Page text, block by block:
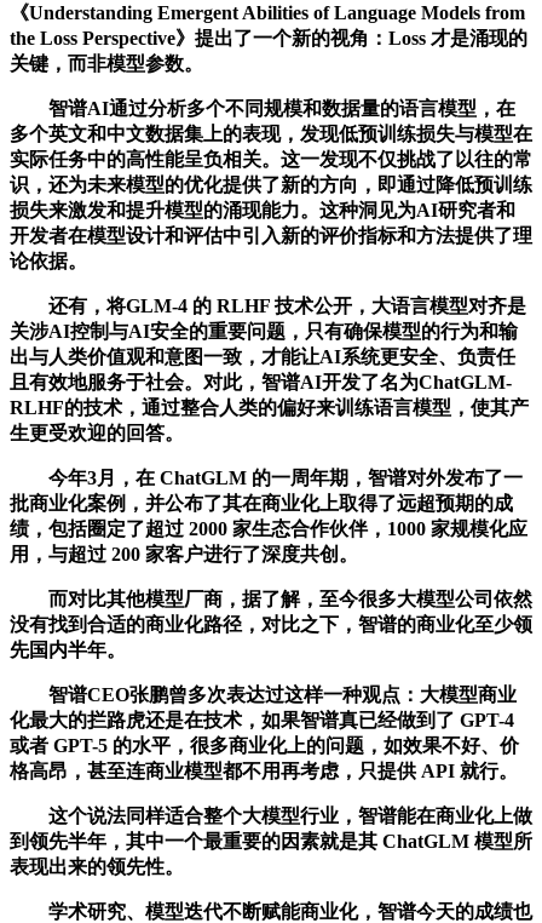
《Understanding Emergent Abilities of Language Models from
the Loss Perspective》提出了一个新的视角：Loss 才是涌现的
关键，而非模型参数。
智谱AI通过分析多个不同规模和数据量的语言模型，在
多个英文和中文数据集上的表现，发现低预训练损失与模型在
实际任务中的高性能呈负相关。这一发现不仅挑战了以往的常
识，还为未来模型的优化提供了新的方向，即通过降低预训练
损失来激发和提升模型的涌现能力。这种洞见为AI研究者和
开发者在模型设计和评估中引入新的评价指标和方法提供了理
论依据。
还有，将GLM-4 的 RLHF 技术公开，大语言模型对齐是
关涉AI控制与AI安全的重要问题，只有确保模型的行为和输
出与人类价值观和意图一致，才能让AI系统更安全、负责任
且有效地服务于社会。对此，智谱AI开发了名为ChatGLM-
RLHF的技术，通过整合人类的偏好来训练语言模型，使其产
生更受欢迎的回答。
今年3月，在 ChatGLM 的一周年期，智谱对外发布了一
批商业化案例，并公布了其在商业化上取得了远超预期的成
绩，包括圈定了超过 2000 家生态合作伙伴，1000 家规模化应
用，与超过 200 家客户进行了深度共创。
而对比其他模型厂商，据了解，至今很多大模型公司依然
没有找到合适的商业化路径，对比之下，智谱的商业化至少领
先国内半年。
智谱CEO张鹏曾多次表达过这样一种观点：大模型商业
化最大的拦路虎还是在技术，如果智谱真已经做到了 GPT-4
或者 GPT-5 的水平，很多商业化上的问题，如效果不好、价
格高昂，甚至连商业模型都不用再考虑，只提供 API 就行。
这个说法同样适合整个大模型行业，智谱能在商业化上做
到领先半年，其中一个最重要的因素就是其 ChatGLM 模型所
表现出来的领先性。
学术研究、模型迭代不断赋能商业化，智谱今天的成绩也